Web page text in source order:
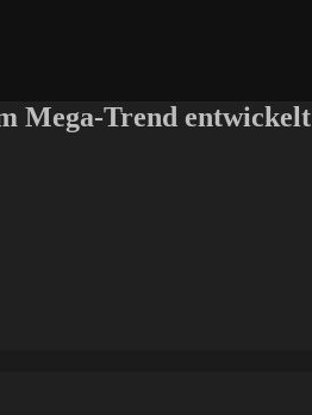
Mega-Trend entwickelt